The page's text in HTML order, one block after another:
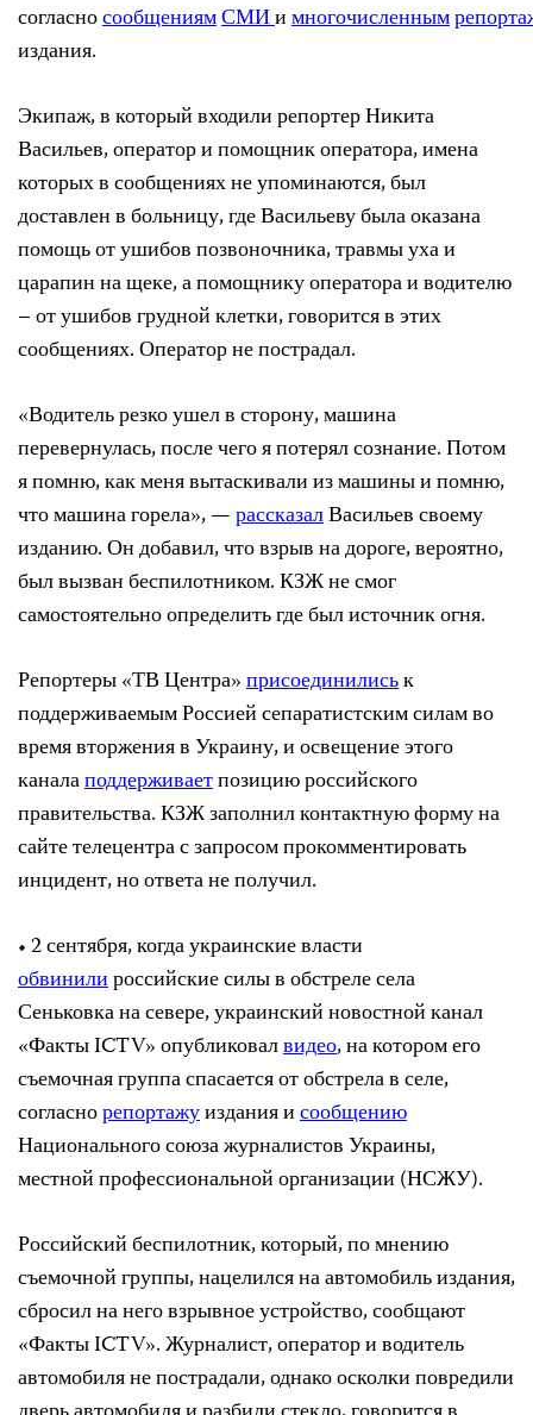
согласносообщениямСМИимногочисленным
издания.
Экипаж, в который входили репортер Никита
Васильев, оператор и помощник оператора, имена
которых в сообщениях не упоминаются, был
доставлен в больницу, где Васильеву была оказана
помощь от ушибов позвоночника, травмы уха и
царапин на щеке, а помощнику оператора и водителю
– от ушибов грудной клетки, говорится в этих
сообщениях. Оператор не пострадал.
«Водитель резко ушел в сторону, машина
перевернулась, после чего я потерял сознание. Потом
я помню, как меня вытаскивали из машины и помню,
что машина горела», —рассказалВасильев своему
изданию. Он добавил, что взрыв на дороге, вероятно,
был вызван беспилотником. КЗЖ не смог
самостоятельно определить где был источник огня.
Репортеры «ТВ Центра»присоединилиськ
поддерживаемым Россией сепаратистским силам во
время вторжения в Украину, и освещение этого
каналаподдерживаетпозицию российского
правительства. КЗЖ заполнил контактную форму на
сайте телецентра с запросом прокомментировать
инцидент, но ответа не получил.
• 2 сентября, когда украинские власти
обвинилироссийские силы в обстреле села
Сеньковка на севере, украинский новостной канал
«Факты ICTV» опубликовалвидео, на котором его
съемочная группа спасается от обстрела в селе,
согласнорепортажуиздания исообщению
Национального союза журналистов Украины,
местной профессиональной организации (НСЖУ).
Российский беспилотник, который, по мнению
съемочной группы, нацелился на автомобиль издания,
сбросил на него взрывное устройство, сообщают
«Факты ICTV». Журналист, оператор и водитель
автомобиля не пострадали, однако осколки повредили